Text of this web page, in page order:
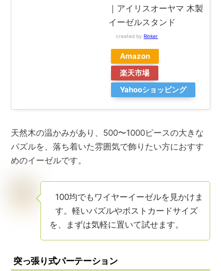
｜アイリスオーヤマ 木製
イーゼルスタンド
created byRinker
Amazon
楽天市場
Yahooショッピング
天然木の温かみがあり、500〜1000ピースの大きな
パズルを、落ち着いた雰囲気で飾りたい方におすす
めのイーゼルです。
100均でもワイヤーイーゼルを見かけま
す。軽いパズルやポストカードサイズ
を、まずは気軽に置いて試せます。
突っ張り式パーテーション